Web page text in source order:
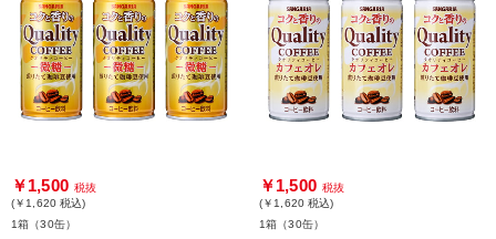
￥1,500 税抜
(￥1,620 税込)
1箱（30缶）
￥1,500 税抜
(￥1,620 税込)
1箱（30缶）